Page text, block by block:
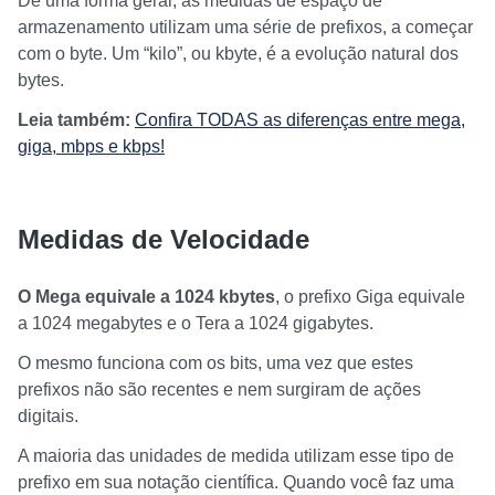
armazenamento utilizam uma série de prefixos, a começar
com o byte. Um “kilo”, ou kbyte, é a evolução natural dos
bytes.
Leia também: Confira TODAS as diferenças entre mega,
giga, mbps e kbps!
Medidas de Velocidade
O Mega equivale a 1024 kbytes, o prefixo Giga equivale
a 1024 megabytes e o Tera a 1024 gigabytes.
O mesmo funciona com os bits, uma vez que estes
prefixos não são recentes e nem surgiram de ações
digitais.
A maioria das unidades de medida utilizam esse tipo de
prefixo em sua notação científica. Quando você faz uma